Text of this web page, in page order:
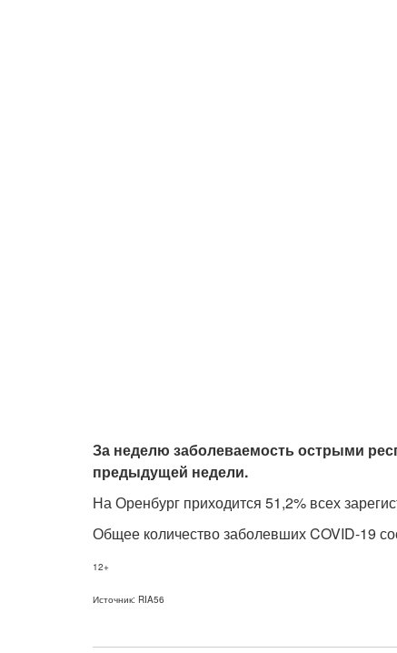
За неделю заболеваемость острыми
предыдущей недели.
На Оренбург приходится 51,2% всех
Общее количество заболевших COVID-19
12+
Источник: RIA56